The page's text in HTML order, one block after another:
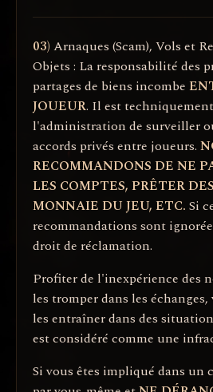
03) Arnaques (Scam), Vols et
Objets : La responsabilité des
partages de biens incombe
JOUEUR. Il est
l'administration de surveiller
accords privés entre joueurs.
RECOMMANDONS DE NE
LES COMPTES, PRÊTER
MONNAIE DU JEU, ETC. Si
recommandations sont
droit de réclamation.
Profiter de l'inexpérience des
les tromper dans les
les entraîner dans des
est considéré comme une
Si vous êtes impliqué dans un